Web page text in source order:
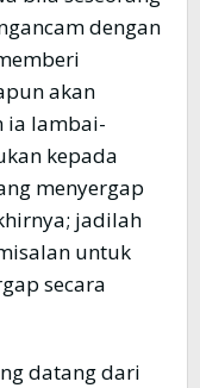
dengan
akan
ia lambai-
kepada
menyergap
jadilah
untuk
secara
datang dari